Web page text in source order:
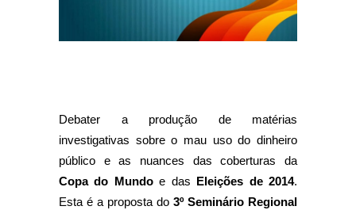
Debater a produção de matérias
investigativas sobre o mau uso do dinheiro
público e as nuances das coberturas da
Copa do Mundoe das Eleições de 2014.
Esta é a proposta do 3º Seminário Regional